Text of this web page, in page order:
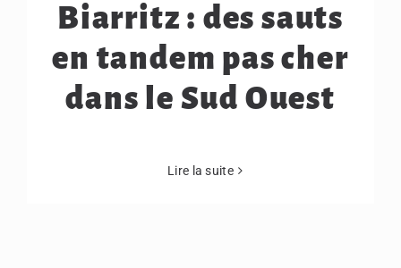
Biarritz : des sauts
en tandem pas cher
dans le Sud Ouest
Lire la suite